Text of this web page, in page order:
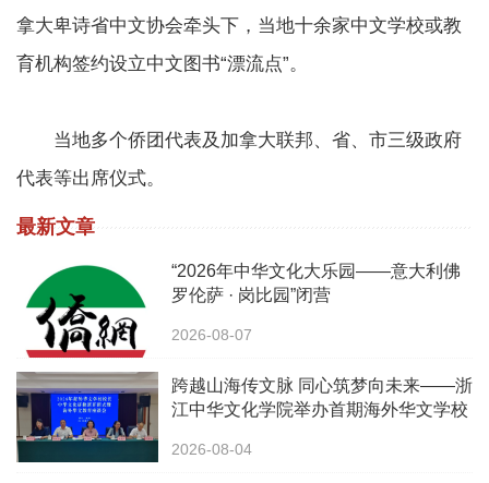
拿大卑诗省中文协会牵头下，当地十余家中文学校或教
育机构签约设立中文图书“漂流点”。
当地多个侨团代表及加拿大联邦、省、市三级政府
代表等出席仪式。
最新文章
“2026年中华文化大乐园——意大利佛
罗伦萨 · 岗比园”闭营
2026-08-07
跨越山海传文脉 同心筑梦向未来——浙
江中华文化学院举办首期海外华文学校
2026-08-04